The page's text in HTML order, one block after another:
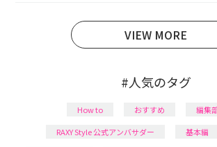
VIEW MORE
#人気のタグ
How to おすすめ
編集
RAXY Style 公式アンバサダー
基本編